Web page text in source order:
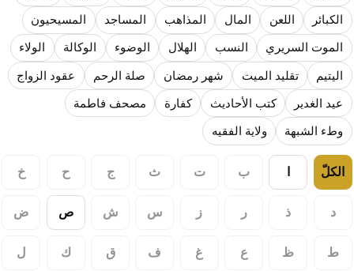
الكبائر اللعن المال المذاهب المساجد المسيحيون
الموت السريري النسب الهلال الوضوء الوكالة الولاء
اليتيم تقليد الميت شهر رمضان صلة الرحم عقود الزواج
عيد الغدير كتب الأحاديث كفارة مصحف فاطمة
وطء الشبهة ولاية الفقيه
الكلّ ب ت ث ج ح خ
د ذ ر ز س ش ص ض
ط ظ ع غ ف ق ك ل